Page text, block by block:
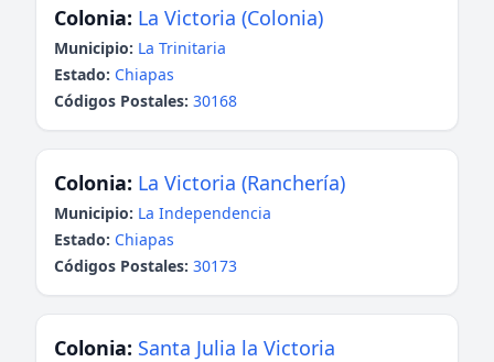
Colonia: La Victoria (Colonia)
Municipio: La Trinitaria
Estado: Chiapas
Códigos Postales: 30168
Colonia: La Victoria (Ranchería)
Municipio: La Independencia
Estado: Chiapas
Códigos Postales: 30173
Colonia: Santa Julia la Victoria